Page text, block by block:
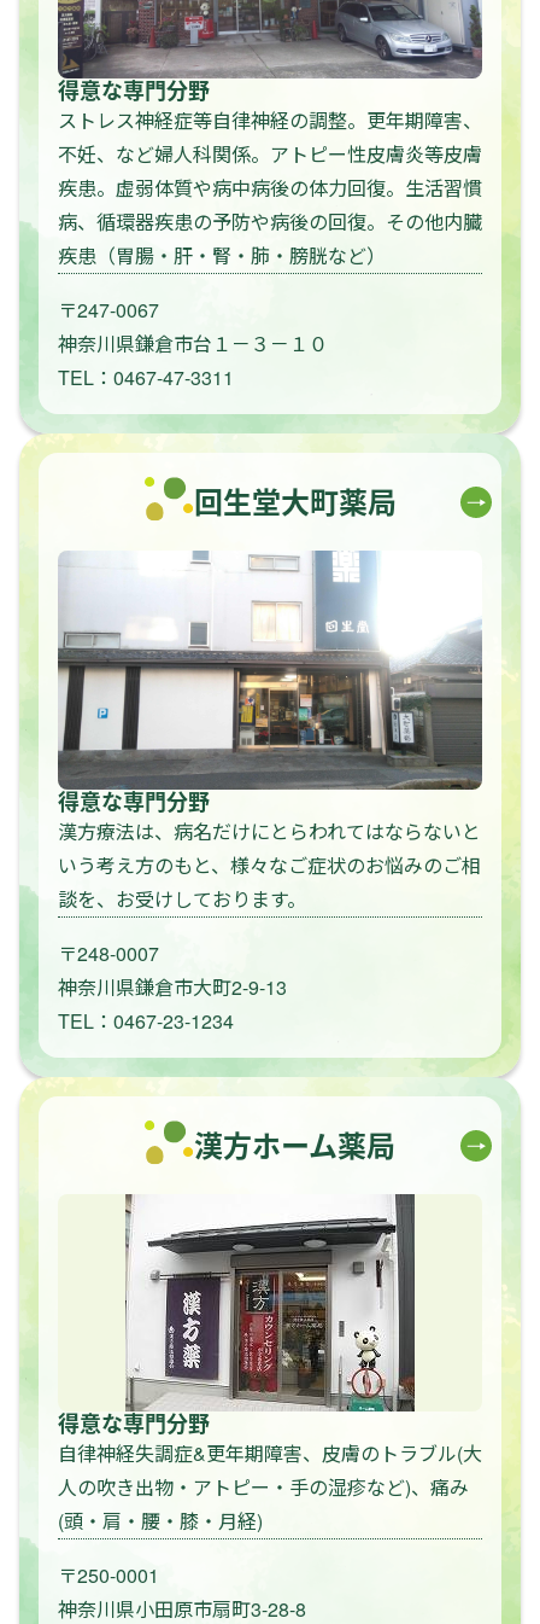
得意な専門分野
ストレス神経症等自律神経の調整。更年期障害、
不妊、など婦人科関係。アトピー性皮膚炎等皮膚
疾患。虚弱体質や病中病後の体力回復。生活習慣
病、循環器疾患の予防や病後の回復。その他内臓
疾患（胃腸・肝・腎・肺・膀胱など）
〒247-0067
神奈川県鎌倉市台１－３－１０
TEL：0467-47-3311
回生堂大町薬局
得意な専門分野
漢方療法は、病名だけにとらわれてはならないと
いう考え方のもと、様々なご症状のお悩みのご相
談を、お受けしております。
〒248-0007
神奈川県鎌倉市大町2-9-13
TEL：0467-23-1234
漢方ホーム薬局
得意な専門分野
自律神経失調症&更年期障害、皮膚のトラブル(大
人の吹き出物・アトピー・手の湿疹など)、痛み
(頭・肩・腰・膝・月経)
〒250-0001
神奈川県小田原市扇町3-28-8